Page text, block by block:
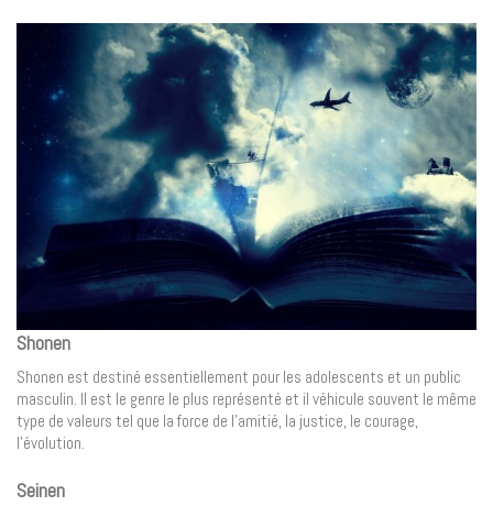
Shonen
Shonen est destiné essentiellement pour les adolescents et un public
masculin. Il est le genre le plus représenté et il véhicule souvent le même
type de valeurs tel que la force de l’amitié, la justice, le courage,
l’évolution.
Seinen